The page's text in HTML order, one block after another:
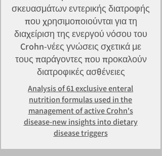
σκευασμάτων εντερικής διατροφής
που χρησιμοποιούνται για τη
διαχείριση της ενεργού νόσου του
Crohn-νέες γνώσεις σχετικά με
τους παράγοντες που προκαλούν
διατροφικές ασθένειες
Analysis of 61 exclusive enteral
nutrition formulas used in the
management of active Crohn's
disease-new insights into dietary
disease triggers